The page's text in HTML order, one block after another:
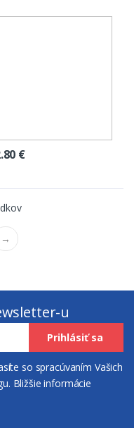
€
→
u
Prihlásiť sa
so spracúvaním Vašich
Bližšie informácie